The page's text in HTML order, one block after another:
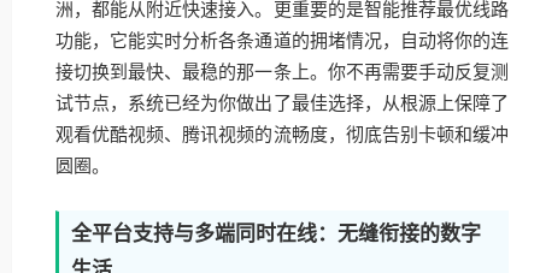
洲，都能从附近快速接入。更重要的是智能推荐最优线路
功能，它能实时分析各条通道的拥堵情况，自动将你的连
接切换到最快、最稳的那一条上。你不再需要手动反复测
试节点，系统已经为你做出了最佳选择，从根源上保障了
观看优酷视频、腾讯视频的流畅度，彻底告别卡顿和缓冲
圆圈。
全平台支持与多端同时在线：无缝衔接的数字